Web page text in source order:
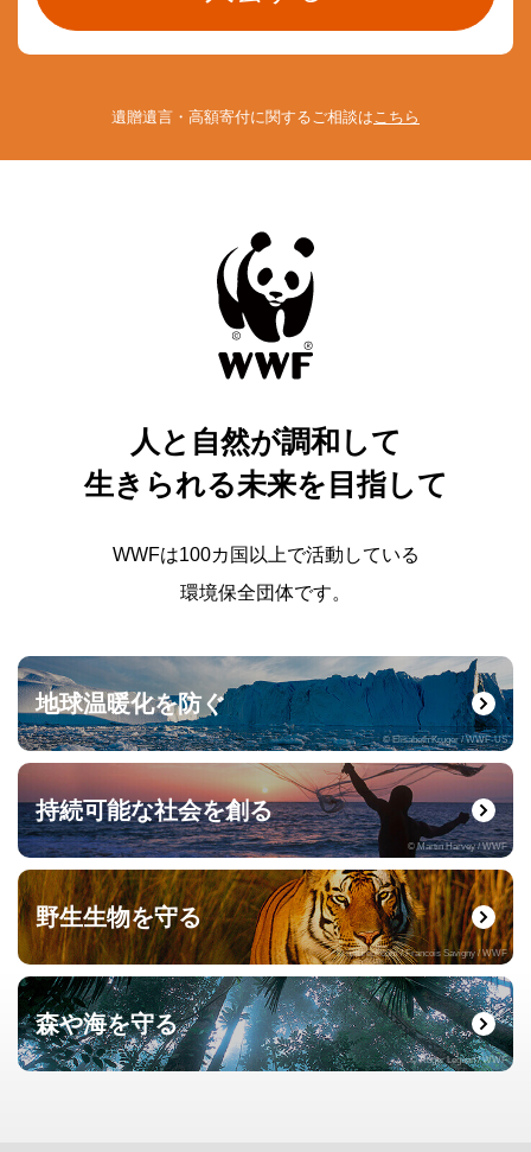
遺贈遺言・高額寄付に関するご相談はこちら
人と自然が調和して
生きられる未来を目指して
WWFは100カ国以上で活動している
環境保全団体です。
地球温暖化を防ぐ
© Elisabeth Kruger / WWF-US
持続可能な社会を創る
© Martin Harvey / WWF
野生生物を守る
© naturepl.com / Francois Savigny / WWF
森や海を守る
© Roger Leguen / WWF